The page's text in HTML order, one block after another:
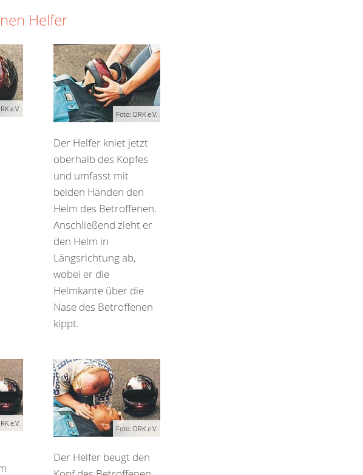
Helfer
e.V.
Foto: DRK e.V.
Der Helfer kniet jetzt
oberhalb des Kopfes
und umfasst mit
beiden Händen den
Helm des Betroffenen.
Anschließend zieht er
den Helm in
Längsrichtung ab,
wobei er die
Helmkante über die
Nase des Betroffenen
kippt.
e.V.
Foto: DRK e.V.
Der Helfer beugt den